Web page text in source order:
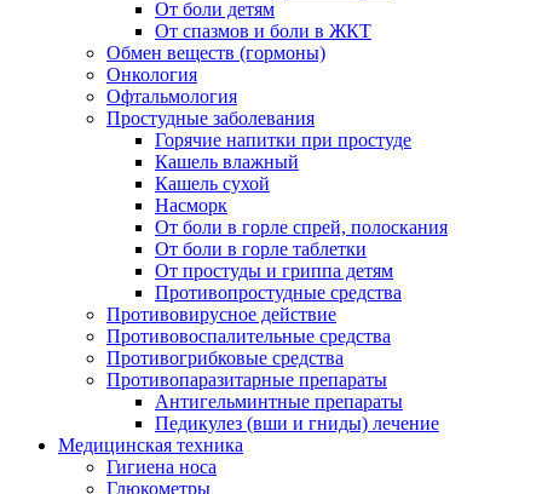
От боли детям
От спазмов и боли в ЖКТ
Обмен веществ (гормоны)
Онкология
Офтальмология
Простудные заболевания
Горячие напитки при простуде
Кашель влажный
Кашель сухой
Насморк
От боли в горле спрей, полоскания
От боли в горле таблетки
От простуды и гриппа детям
Противопростудные средства
Противовирусное действие
Противовоспалительные средства
Противогрибковые средства
Противопаразитарные препараты
Антигельминтные препараты
Педикулез (вши и гниды) лечение
Медицинская техника
Гигиена носа
Глюкометры